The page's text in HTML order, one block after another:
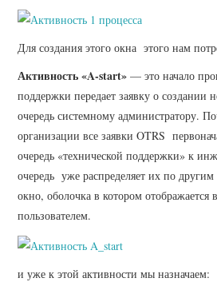
Для создания этого окна этого нам
Активность «A-start» — это начало
поддержки передает заявку о создании
очередь системному администратору.
организации все заявки OTRS
очередь «технической поддержки» к
очередь уже распределяет их по
окно, оболочка в котором отображается
пользователем.
и уже к этой активности мы назначаем: